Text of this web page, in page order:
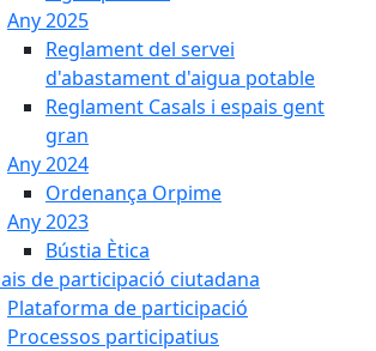
Any 2025
Reglament del servei
d'abastament d'aigua potable
Reglament Casals i espais gent
gran
Any 2024
Ordenança Orpime
Any 2023
Bústia Ètica
de participació ciutadana
Plataforma de participació
Processos participatius